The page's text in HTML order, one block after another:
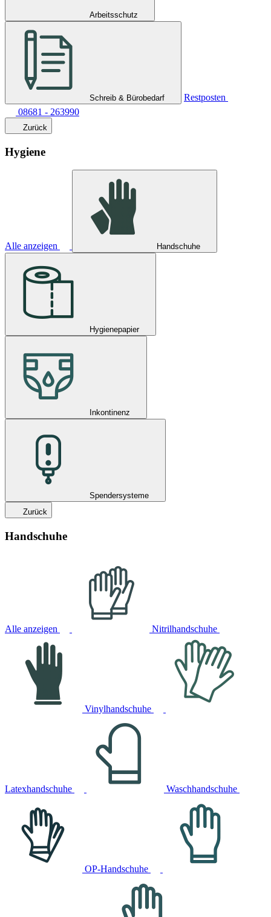
Arbeitsschutz
Schreib & Bürobedarf
Restposten
08681 - 263990
Zurück
Hygiene
Alle anzeigen Handschuhe
Hygienepapier
Inkontinenz
Spendersysteme
Zurück
Handschuhe
Alle anzeigen Nitrilhandschuhe
Vinylhandschuhe
Latexhandschuhe Waschhandschuhe
OP-Handschuhe